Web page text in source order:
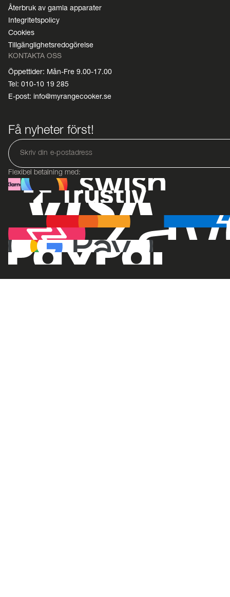
Återbruk av gamla apparater
Integritetspolicy
Cookies
Tillgänglighetsredogörelse
KONTAKTA OSS
Öppettider: Mån-Fre 9.00-17.00
Tel: 010-10 19 285
E-post: info@myrangecooker.se
Få nyheter först!
Flexibel betalning med: